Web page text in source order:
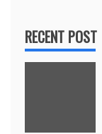
RECENT POST